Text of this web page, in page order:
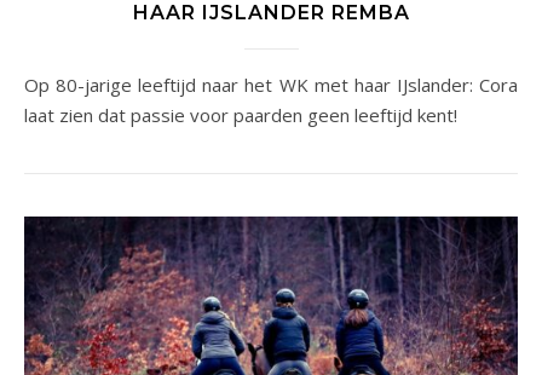
HAAR IJSLANDER REMBA
Op 80-jarige leeftijd naar het WK met haar IJslander: Cora
laat zien dat passie voor paarden geen leeftijd kent!